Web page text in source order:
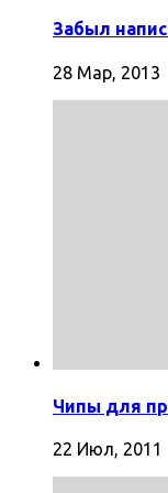
Забыл
28 Мар, 2013
Чипы для
22 Июл, 2011